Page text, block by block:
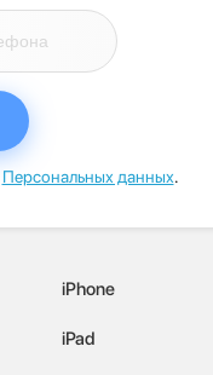
Персональных данных.
iPhone
iPad